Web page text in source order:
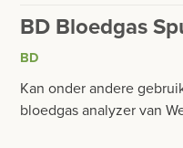
BESURGICAL -
OPERATIE SETS
CONTACT
WOND- EN
HANDSCHOENEN
HECHTINGSMATERIAAL
BD Bloedgas
BD
Kan onder andere
bloedgas analyzer van